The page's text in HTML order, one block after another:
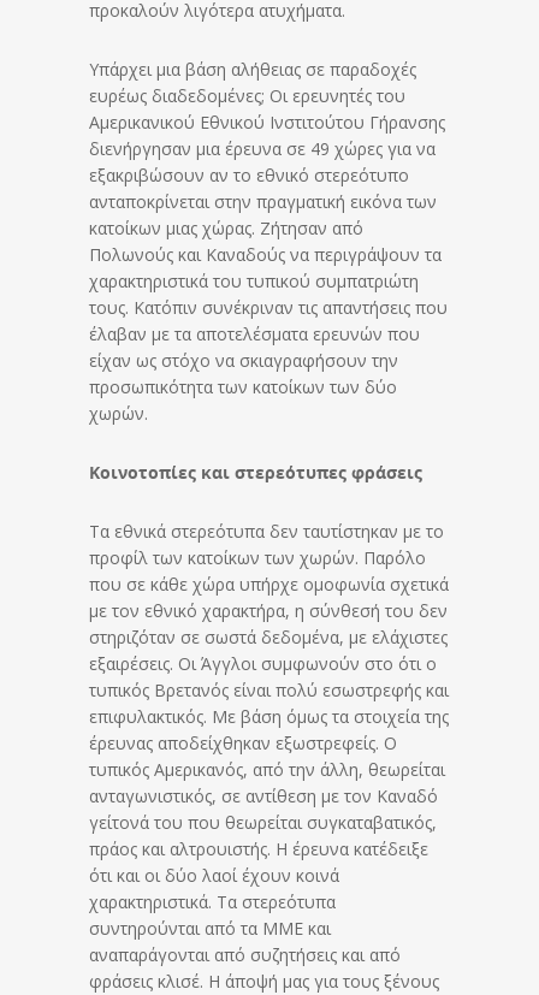
προκαλούν λιγότερα ατυχήματα.
Υπάρχει μια βάση αλήθειας σε παραδοχές
ευρέως διαδεδομένες; Οι ερευνητές του
Αμερικανικού Εθνικού Ινστιτούτου Γήρανσης
διενήργησαν μια έρευνα σε 49 χώρες για να
εξακριβώσουν αν το εθνικό στερεότυπο
ανταποκρίνεται στην πραγματική εικόνα των
κατοίκων μιας χώρας. Ζήτησαν από
Πολωνούς και Καναδούς να περιγράψουν τα
χαρακτηριστικά του τυπικού συμπατριώτη
τους. Κατόπιν συνέκριναν τις απαντήσεις που
έλαβαν με τα αποτελέσματα ερευνών που
είχαν ως στόχο να σκιαγραφήσουν την
προσωπικότητα των κατοίκων των δύο
χωρών.
Κοινοτοπίες και στερεότυπες φράσεις
Τα εθνικά στερεότυπα δεν ταυτίστηκαν με το
προφίλ των κατοίκων των χωρών. Παρόλο
που σε κάθε χώρα υπήρχε ομοφωνία σχετικά
με τον εθνικό χαρακτήρα, η σύνθεσή του δεν
στηριζόταν σε σωστά δεδομένα, με ελάχιστες
εξαιρέσεις. Οι Άγγλοι συμφωνούν στο ότι ο
τυπικός Βρετανός είναι πολύ εσωστρεφής και
επιφυλακτικός. Με βάση όμως τα στοιχεία της
έρευνας αποδείχθηκαν εξωστρεφείς. Ο
τυπικός Αμερικανός, από την άλλη, θεωρείται
ανταγωνιστικός, σε αντίθεση με τον Καναδό
γείτονά του που θεωρείται συγκαταβατικός,
πράος και αλτρουιστής. Η έρευνα κατέδειξε
ότι και οι δύο λαοί έχουν κοινά
χαρακτηριστικά. Τα στερεότυπα
συντηρούνται από τα ΜΜΕ και
αναπαράγονται από συζητήσεις και από
φράσεις κλισέ. Η άποψή μας για τους ξένους